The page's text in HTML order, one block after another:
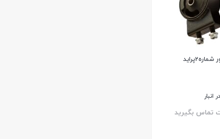
انبار
تماس بگیرید